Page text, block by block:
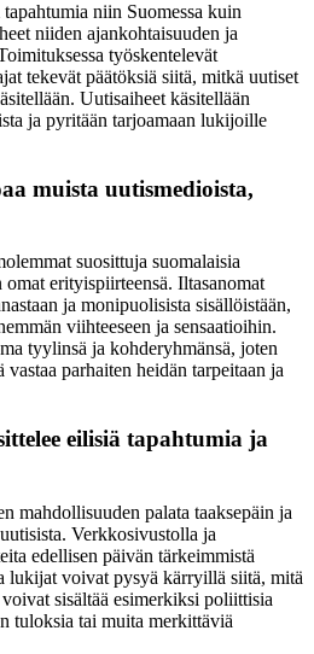
niin Suomessa kuin
niiden ajankohtaisuuden ja
työskentelevät
tekevät päätöksiä siitä, mitkä uutiset
Uutisaiheet käsitellään
ja pyritään tarjoamaan lukijoille
muista uutismedioista,
suosittuja suomalaisia
erityispiirteensä. Iltasanomat
ja monipuolisista sisällöistään,
viihteeseen ja sensaatioihin.
tyylinsä ja kohderyhmänsä, joten
parhaiten heidän tarpeitaan ja
eilisiä tapahtumia ja
mahdollisuuden palata taaksepäin ja
Verkkosivustolla ja
edellisen päivän tärkeimmistä
lukijat voivat pysyä kärryillä siitä, mitä
sisältää esimerkiksi poliittisia
tuloksia tai muita merkittäviä